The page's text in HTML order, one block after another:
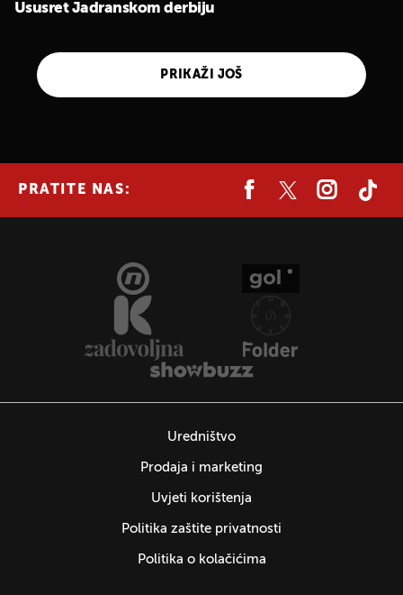
Ususret Jadranskom derbiju
PRIKAŽI JOŠ
PRATITE NAS:
Uredništvo
Prodaja i marketing
Uvjeti korištenja
Politika zaštite privatnosti
Politika o kolačićima